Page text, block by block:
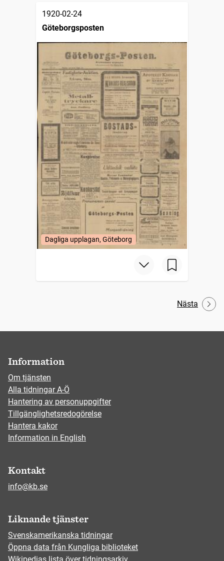
1920-02-24
Göteborgsposten
Dagliga upplagan, Göteborg
Nästa
Information
Om tjänsten
Alla tidningar A-Ö
Hantering av personuppgifter
Tillgänglighetsredogörelse
Hantera kakor
Information in English
Kontakt
info@kb.se
Liknande tjänster
Svenskamerikanska tidningar
Öppna data från Kungliga biblioteket